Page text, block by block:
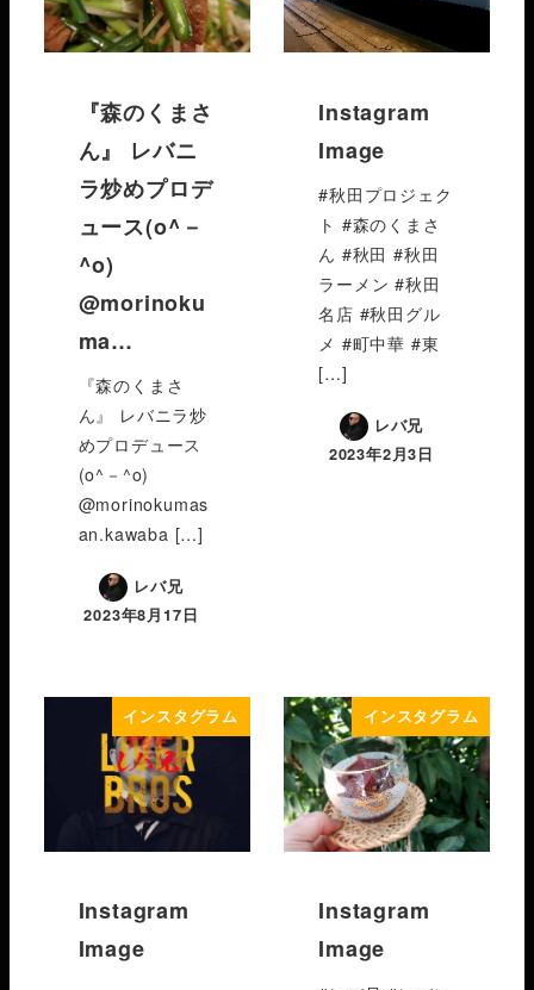
『森のくまさ
ん』 レバニ
ラ炒めプロデ
ュース(o^－
^o)
@morinoku
ma…
『森のくまさ
ん』 レバニラ炒
めプロデュース
(o^－^o)
@morinokumas
an.kawaba […]
レバ兄
2023年8月17日
Instagram
Image
#秋田プロジェク
ト #森のくまさ
ん #秋田 #秋田
ラーメン #秋田
名店 #秋田グル
メ #町中華 #東
[…]
レバ兄
2023年2月3日
インスタグラム
Instagram
Image
インスタグラム
Instagram
Image